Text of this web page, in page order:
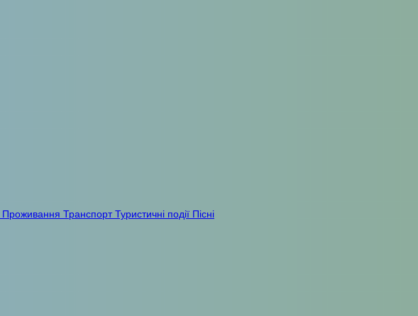
Проживання ТранспортТуристичні події Пісні